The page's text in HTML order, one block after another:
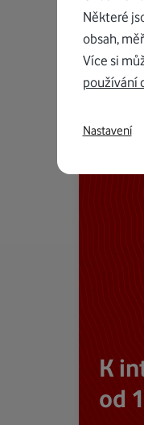
K
od
Některé
obsah,
Více si
používání
Nastavení